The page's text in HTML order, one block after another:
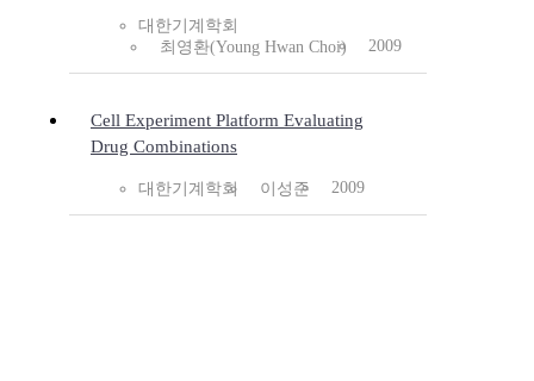
대한기계학회
최영환(Young Hwan Choi)
2009
Cell Experiment Platform Evaluating
Drug Combinations
대한기계학회 이성준 2009